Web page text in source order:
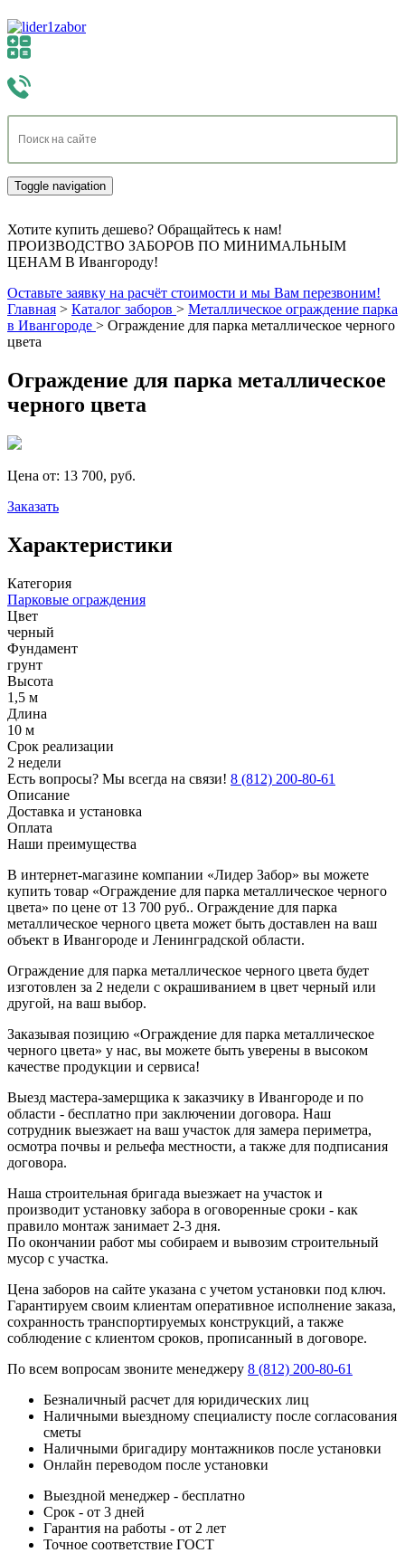
Toggle navigation
Хотите купить дешево? Обращайтесь к нам!
ПРОИЗВОДСТВО ЗАБОРОВ ПО МИНИМАЛЬНЫМ
ЦЕНАМ В Ивангороду!
Оставьте заявку на расчёт стоимости и мы Вам перезвоним!
Главная > Каталог заборов > Металлическое ограждение парка
в Ивангороде > Ограждение для парка металлическое черного
цвета
Ограждение для парка металлическое
черного цвета
Цена от: 13 700, руб.
Заказать
Характеристики
Категория
Парковые ограждения
Цвет
черный
Фундамент
грунт
Высота
1,5 м
Длина
10 м
Срок реализации
2 недели
Есть вопросы? Мы всегда на связи! 8 (812) 200-80-61
Описание
Доставка и установка
Оплата
Наши преимущества
В интернет-магазине компании «Лидер Забор» вы можете
купить товар «Ограждение для парка металлическое черного
цвета» по цене от 13 700 руб.. Ограждение для парка
металлическое черного цвета может быть доставлен на ваш
объект в Ивангороде и Ленинградской области.
Ограждение для парка металлическое черного цвета будет
изготовлен за 2 недели с окрашиванием в цвет черный или
другой, на ваш выбор.
Заказывая позицию «Ограждение для парка металлическое
черного цвета» у нас, вы можете быть уверены в высоком
качестве продукции и сервиса!
Выезд мастера-замерщика к заказчику в Ивангороде и по
области - бесплатно при заключении договора. Наш
сотрудник выезжает на ваш участок для замера периметра,
осмотра почвы и рельефа местности, а также для подписания
договора.
Наша строительная бригада выезжает на участок и
производит установку забора в оговоренные сроки - как
правило монтаж занимает 2-3 дня.
По окончании работ мы собираем и вывозим строительный
мусор с участка.
Цена заборов на сайте указана с учетом установки под ключ.
Гарантируем своим клиентам оперативное исполнение заказа,
сохранность транспортируемых конструкций, а также
соблюдение с клиентом сроков, прописанный в договоре.
По всем вопросам звоните менеджеру 8 (812) 200-80-61
Безналичный расчет для юридических лиц
Наличными выездному специалисту после согласования
сметы
Наличными бригадиру монтажников после установки
Онлайн переводом после установки
Выездной менеджер - бесплатно
Срок - от 3 дней
Гарантия на работы - от 2 лет
Точное соответствие ГОСТ